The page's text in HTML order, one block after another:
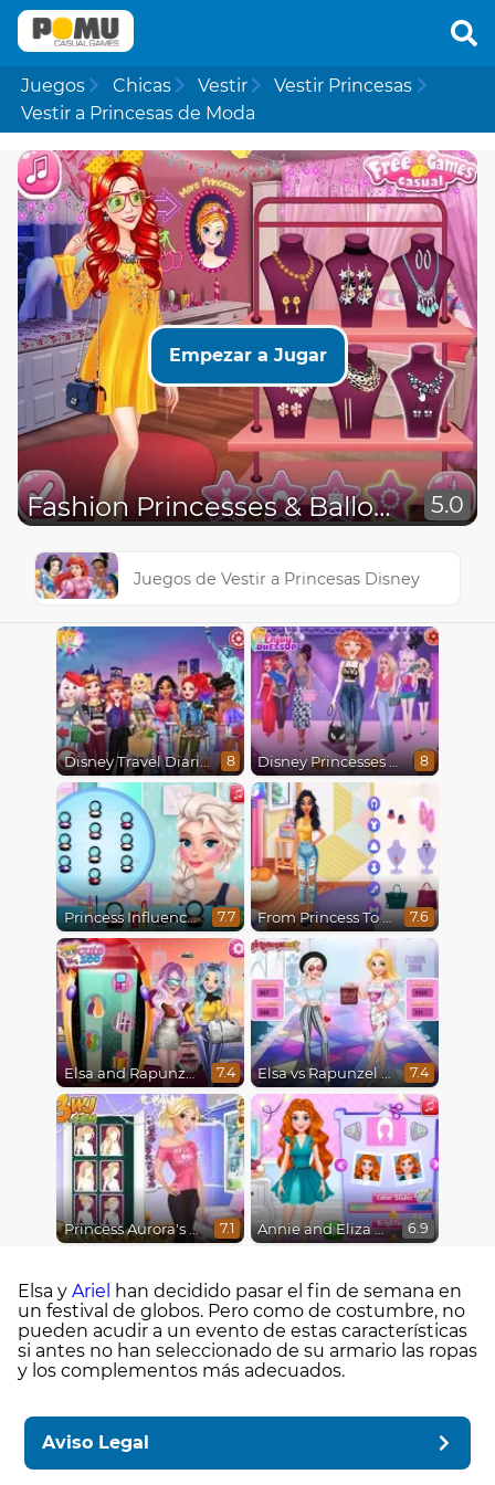
Juegos Chicas Vestir
Vestir Princesas
Vestir a Princesas de Moda
Empezar a Jugar
Fashion Princesses & Balloon Festival 5.0
Juegos de Vestir a Princesas Disney
Disney Travel Diaries: City Break 8 Disney Princesses Runway Show 8
Princess Influencer Winter Wonderland 7.7 From Princess To Influencer 7.6
Elsa and Rapunzel Future Fashion 7.4 Elsa vs Rapunzel Fashion Game 7.4
Princess Aurora's Fashion Statement 7.1 Annie and Eliza DIY Dress Embroidery 6.9
Elsa y Ariel han decidido pasar el fin de semana en
un festival de globos. Pero como de costumbre, no
pueden acudir a un evento de estas características
si antes no han seleccionado de su armario las ropas
y los complementos más adecuados.
Aviso Legal